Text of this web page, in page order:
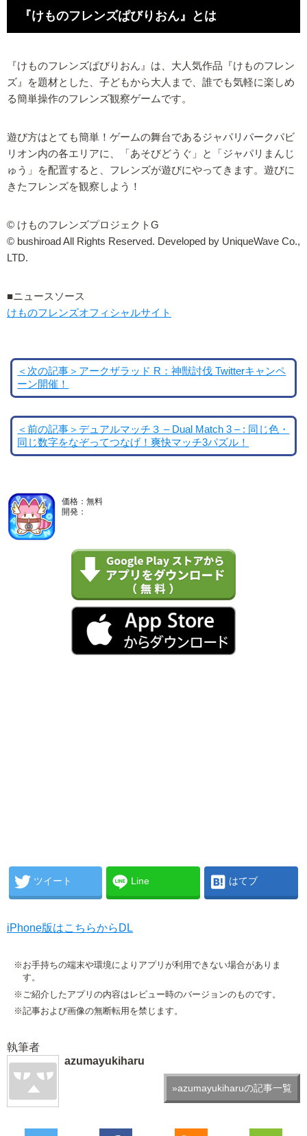
『けものフレンズぱびりおん』とは
『けものフレンズぱびりおん』は、大人気作品『けものフレン
ズ』を題材とした、子どもから大人まで、誰でも気軽に楽しめ
る簡単操作のフレンズ観察ゲームです。
遊び方はとても簡単！ゲームの舞台であるジャパリパークパビ
リオン内の各エリアに、「あそびどうぐ」と「ジャパリまんじ
ゅう」を配置すると、フレンズが遊びにやってきます。遊びに
きたフレンズを観察しよう！
© けものフレンズプロジェクトG
© ️bushiroad All Rights Reserved. Developed by UniqueWave Co.,
LTD.
■ニュースソース
けものフレンズオフィシャルサイト
＜次の記事＞アークザラッド R：神獣討伐 Twitterキャンペ
ーン開催！
＜前の記事＞デュアルマッチ３ – Dual Match 3 – : 同じ色・
同じ数字をなぞってつなげ！爽快マッチ3パズル！
価格：無料
開発：
ツイート Line はてブ
iPhone版はこちらからDL
※お手持ちの端末や環境によりアプリが利用できない場合がありま
す。
※ご紹介したアプリの内容はレビュー時のバージョンのものです。
※記事および画像の無断転用を禁じます。
執筆者
azumayukiharu
»azumayukiharuの記事一覧